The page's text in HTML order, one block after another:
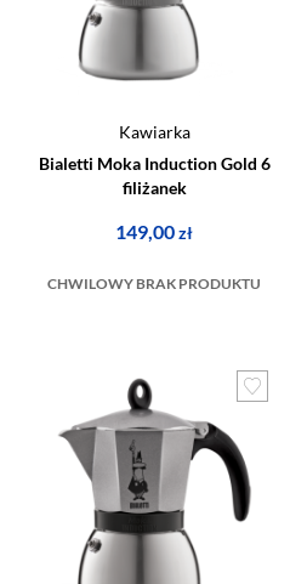
Kawiarka
Bialetti Moka Induction Gold 6
filiżanek
149,00zł
CHWILOWY BRAK PRODUKTU